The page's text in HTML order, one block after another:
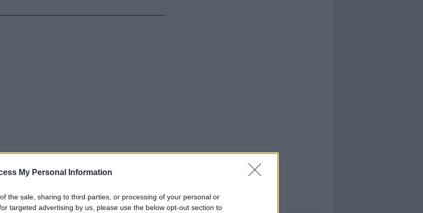
My Personal Information
the sale, sharing to third parties, or processing of your personal or
targeted advertising by us, please use the below opt-out section to
EZT HALLGASD!